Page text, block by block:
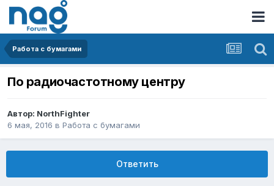
Работа с бумагами
По радиочастотному центру
Автор: NorthFighter
6 мая, 2016 в Работа с бумагами
Ответить